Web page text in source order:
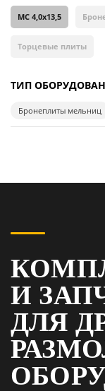
МС 4,0х13,5
Торцевые плиты
ТИП
Бронеплиты мельниц
И
ДЛЯ